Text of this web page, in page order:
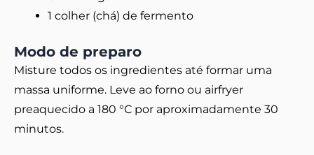
1 colher (chá) de fermento
Modo de preparo
Misture todos os ingredientes até formar uma
massa uniforme. Leve ao forno ou airfryer
preaquecido a 180 °C por aproximadamente 30
minutos.